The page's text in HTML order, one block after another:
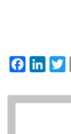
F
c
Li
k